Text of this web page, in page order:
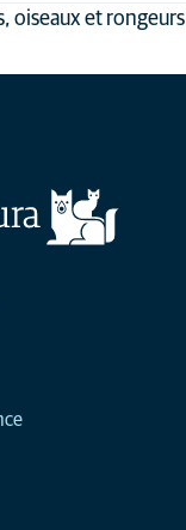
oiseaux et rongeurs